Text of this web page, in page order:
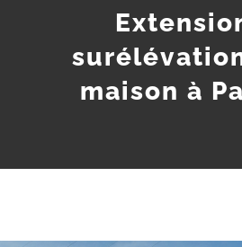
maison à